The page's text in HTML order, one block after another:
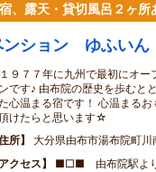
、露天・貸切風呂２ヶ所
ンション ゆふいん
９７７年に九州で最初にオー
です♪ 由布院の歴史を歩むと
心温まる宿です！ 心温まる
けたらと思います☆
所
大分県由布市湯布院町川
アクセス
■□■ 由布院駅より